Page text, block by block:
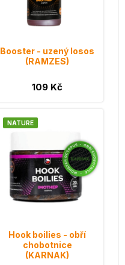
Booster - uzený losos
(RAMZES)
109 Kč
NATURE
Hook boilies - obří
chobotnice
(KARNAK)